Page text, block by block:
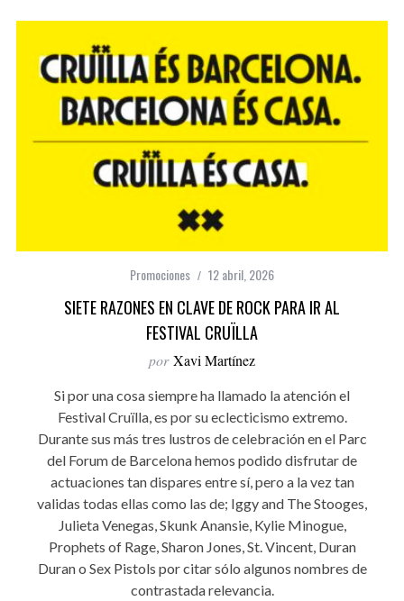
Promociones 12 abril, 2026
SIETE RAZONES EN CLAVE DE ROCK PARA IR AL
FESTIVAL CRUÏLLA
por Xavi Martínez
Si por una cosa siempre ha llamado la atención el
Festival Cruïlla, es por su eclecticismo extremo.
Durante sus más tres lustros de celebración en el Parc
del Forum de Barcelona hemos podido disfrutar de
actuaciones tan dispares entre sí, pero a la vez tan
validas todas ellas como las de; Iggy and The Stooges,
Julieta Venegas, Skunk Anansie, Kylie Minogue,
Prophets of Rage, Sharon Jones, St. Vincent, Duran
Duran o Sex Pistols por citar sólo algunos nombres de
contrastada relevancia.